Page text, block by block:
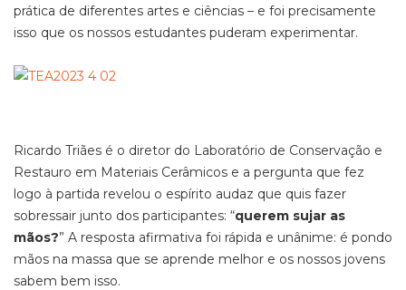
prática de diferentes artes e ciências – e foi precisamente
isso que os nossos estudantes puderam experimentar.
Ricardo Triães é o diretor do Laboratório de Conservação e
Restauro em Materiais Cerâmicos e a pergunta que fez
logo à partida revelou o espírito audaz que quis fazer
sobressair junto dos participantes: “querem sujar as
mãos?” A resposta afirmativa foi rápida e unânime: é pondo
mãos na massa que se aprende melhor e os nossos jovens
sabem bem isso.